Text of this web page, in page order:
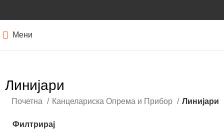
Мени
Линијари
Почетна Канцелариска Опрема и Прибор Линијари
Филтрирај